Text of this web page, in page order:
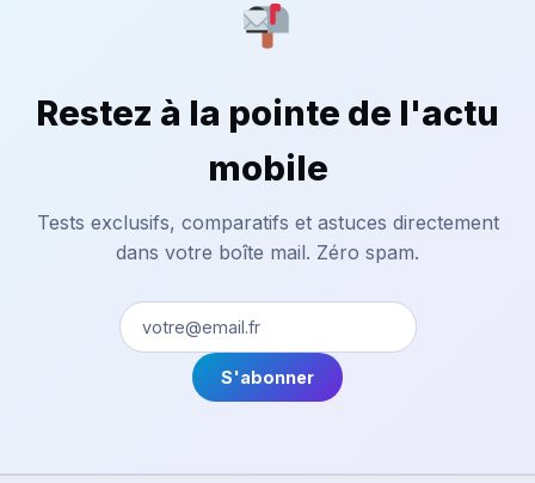
Restez à la pointe de l'actu
mobile
Tests exclusifs, comparatifs et astuces directement
dans votre boîte mail. Zéro spam.
S'abonner